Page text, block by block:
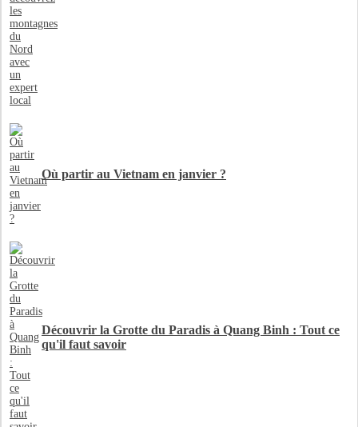
Où partir au Vietnam en janvier ?
Découvrir la Grotte du Paradis à Quang Binh : Tout ce
qu'il faut savoir